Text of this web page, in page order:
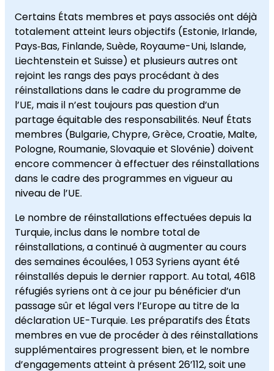
Certains États membres et pays associés ont déjà
totalement atteint leurs objectifs (Estonie, Irlande,
Pays‑Bas, Finlande, Suède, Royaume-Uni, Islande,
Liechtenstein et Suisse) et plusieurs autres ont
rejoint les rangs des pays procédant à des
réinstallations dans le cadre du programme de
l’UE, mais il n’est toujours pas question d’un
partage équitable des responsabilités. Neuf États
membres (Bulgarie, Chypre, Grèce, Croatie, Malte,
Pologne, Roumanie, Slovaquie et Slovénie) doivent
encore commencer à effectuer des réinstallations
dans le cadre des programmes en vigueur au
niveau de l’UE.
Le nombre de réinstallations effectuées depuis la
Turquie, inclus dans le nombre total de
réinstallations, a continué à augmenter au cours
des semaines écoulées, 1 053 Syriens ayant été
réinstallés depuis le dernier rapport. Au total, 4618
réfugiés syriens ont à ce jour pu bénéficier d’un
passage sûr et légal vers l’Europe au titre de la
déclaration UE-Turquie. Les préparatifs des États
membres en vue de procéder à des réinstallations
supplémentaires progressent bien, et le nombre
d’engagements atteint à présent 26’112, soit une